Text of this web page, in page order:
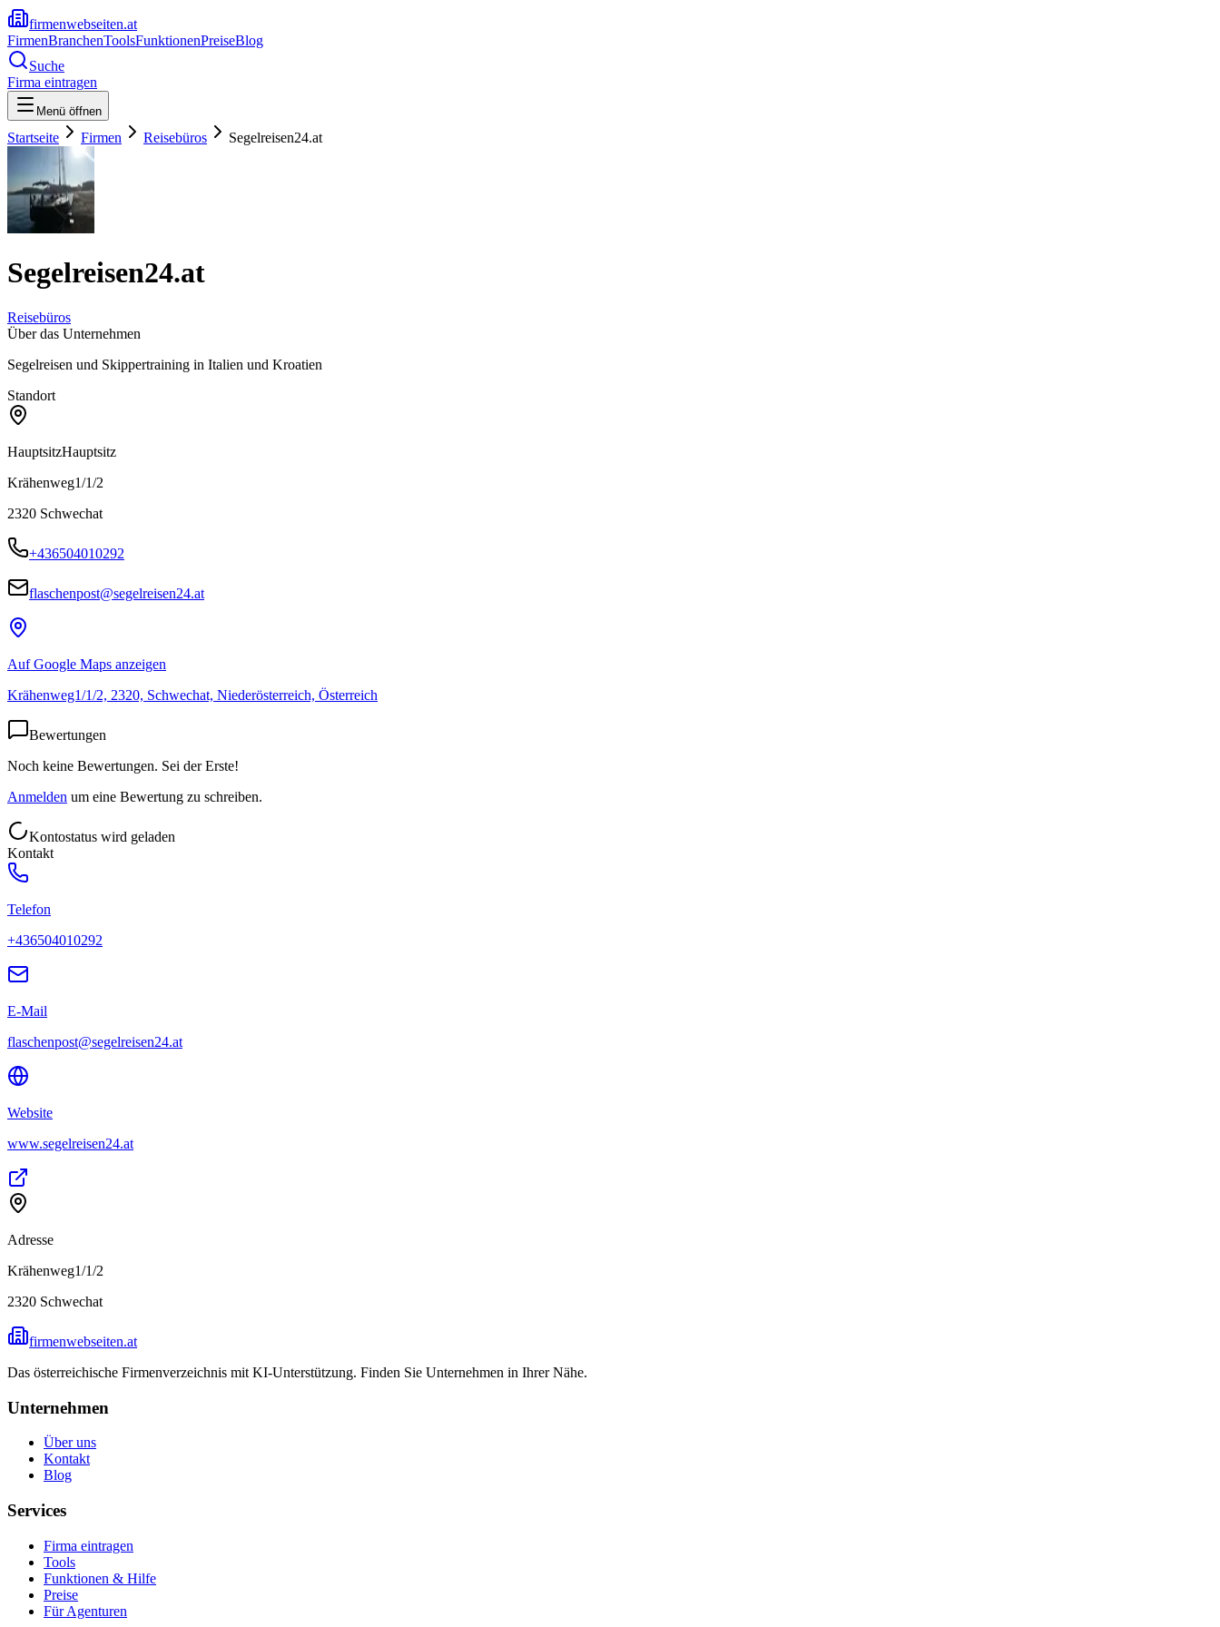
firmenwebseiten.at
FirmenBranchenToolsFunktionenPreiseBlog
Suche
Firma eintragen
Menü öffnen
Startseite Firmen Reisebüros Segelreisen24.at
Segelreisen24.at
Reisebüros
Über das Unternehmen
Segelreisen und Skippertraining in Italien und Kroatien
Standort
HauptsitzHauptsitz
Krähenweg1/1/2
2320 Schwechat
+436504010292
flaschenpost@segelreisen24.at
Auf Google Maps anzeigen
Krähenweg1/1/2, 2320, Schwechat, Niederösterreich, Österreich
Bewertungen
Noch keine Bewertungen. Sei der Erste!
Anmelden um eine Bewertung zu schreiben.
Kontostatus wird geladen
Kontakt
Telefon
+436504010292
E-Mail
flaschenpost@segelreisen24.at
Website
www.segelreisen24.at
Adresse
Krähenweg1/1/2
2320 Schwechat
firmenwebseiten.at
Das österreichische Firmenverzeichnis mit KI-Unterstützung. Finden Sie Unternehmen in Ihrer Nähe.
Unternehmen
Über uns
Kontakt
Blog
Services
Firma eintragen
Tools
Funktionen & Hilfe
Preise
Für Agenturen